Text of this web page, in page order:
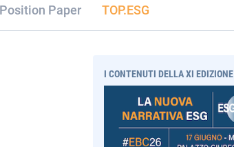
Position Paper TOP.ESG
I CONTENUTI DELLA XI EDIZIONE